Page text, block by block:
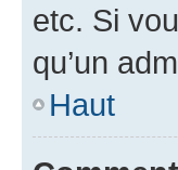
etc. Si
qu’un
Haut